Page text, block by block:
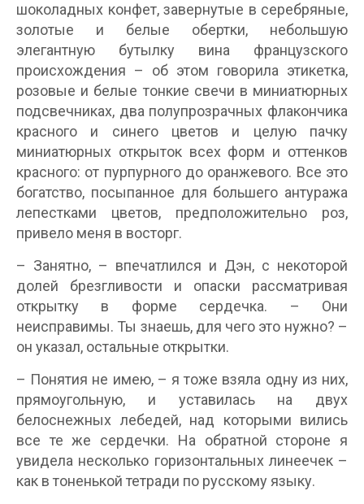
шоколадных конфет, завернутые в серебряные,
золотые и белые обертки, небольшую
элегантную бутылку вина французского
происхождения – об этом говорила этикетка,
розовые и белые тонкие свечи в миниатюрных
подсвечниках, два полупрозрачных флакончика
красного и синего цветов и целую пачку
миниатюрных открыток всех форм и оттенков
красного: от пурпурного до оранжевого. Все это
богатство, посыпанное для большего антуража
лепестками цветов, предположительно роз,
привело меня в восторг.
– Занятно, – впечатлился и Дэн, с некоторой
долей брезгливости и опаски рассматривая
открытку в форме сердечка. – Они
неисправимы. Ты знаешь, для чего это нужно? –
он указал, остальные открытки.
– Понятия не имею, – я тоже взяла одну из них,
прямоугольную, и уставилась на двух
белоснежных лебедей, над которыми вились
все те же сердечки. На обратной стороне я
увидела несколько горизонтальных линеечек –
как в тоненькой тетради по русскому языку.